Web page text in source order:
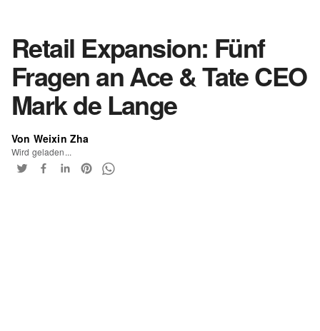
Retail Expansion: Fünf
Fragen an Ace & Tate CEO
Mark de Lange
Von Weixin Zha
Wird geladen...